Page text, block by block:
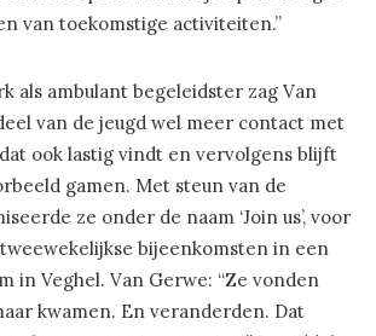
van toekomstige activiteiten.”
als ambulant begeleidster zag Van
van de jeugd wel meer contact met
ook lastig vindt en vervolgens blijft
gamen. Met steun van de
ze onder de naam ‘Join us’, voor
bijeenkomsten in een
in Veghel. Van Gerwe: “Ze vonden
kwamen. En veranderden. Dat